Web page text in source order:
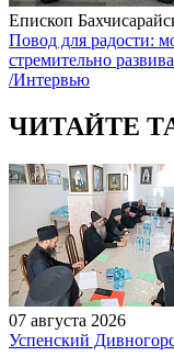
Епископ
Повод для радости:
стремительно
/Интервью
ЧИТАЙТЕ
07 августа 2026
Успенский